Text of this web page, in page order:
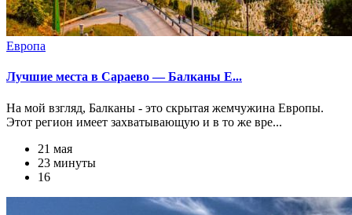
Европа
Лучшие места в Сараево — Балканы Е...
На мой взгляд, Балканы - это скрытая жемчужина Европы.
Этот регион имеет захватывающую и в то же вре...
21 мая
23 минуты
16